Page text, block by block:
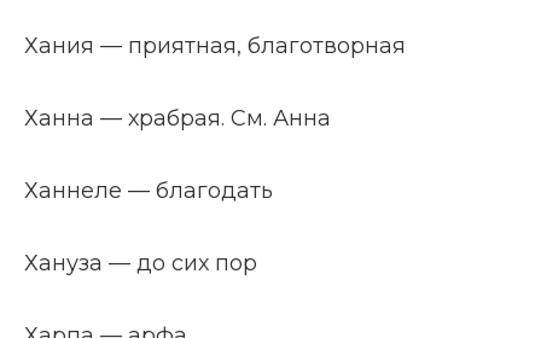
Хания — приятная, благотворная
Ханна — храбрая. См. Анна
Ханнеле — благодать
Хануза — до сих пор